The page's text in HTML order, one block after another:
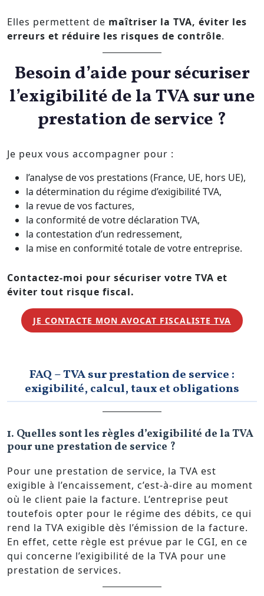
Elles permettent de maîtriser la TVA, éviter les
erreurs et réduire les risques de contrôle.
Besoin d’aide pour sécuriser
l’exigibilité de la TVA sur une
prestation de service ?
Je peux vous accompagner pour :
l’analyse de vos prestations (France, UE, hors UE),
la détermination du régime d’exigibilité TVA,
la revue de vos factures,
la conformité de votre déclaration TVA,
la contestation d’un redressement,
la mise en conformité totale de votre entreprise.
Contactez-moi pour sécuriser votre TVA et
éviter tout risque fiscal.
JE CONTACTE MON AVOCAT FISCALISTE TVA
FAQ – TVA sur prestation de service :
exigibilité, calcul, taux et obligations
1. Quelles sont les règles d’exigibilité de la TVA
pour une prestation de service ?
Pour une prestation de service, la TVA est
exigible à l’encaissement, c’est-à-dire au moment
où le client paie la facture. L’entreprise peut
toutefois opter pour le régime des débits, ce qui
rend la TVA exigible dès l’émission de la facture.
En effet, cette règle est prévue par le CGI, en ce
qui concerne l’exigibilité de la TVA pour une
prestation de services.